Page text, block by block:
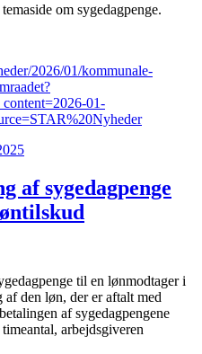
om sygedagpenge.
2026/01/kommunale-
01-
af sygedagpenge
til en lønmodtager i
den løn, der er aftalt med
af sygedagpengene
arbejdsgiveren